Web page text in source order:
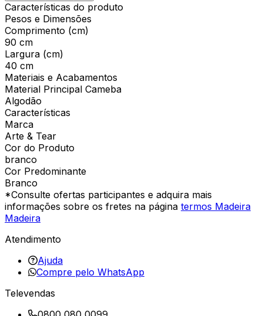
Características do produto
Pesos e Dimensões
Comprimento (cm)
90 cm
Largura (cm)
40 cm
Materiais e Acabamentos
Material Principal Cameba
Algodão
Características
Marca
Arte & Tear
Cor do Produto
branco
Cor Predominante
Branco
*Consulte ofertas participantes e adquira mais
informações sobre os fretes na página termos Madeira
Madeira
Atendimento
Ajuda
Compre pelo WhatsApp
Televendas